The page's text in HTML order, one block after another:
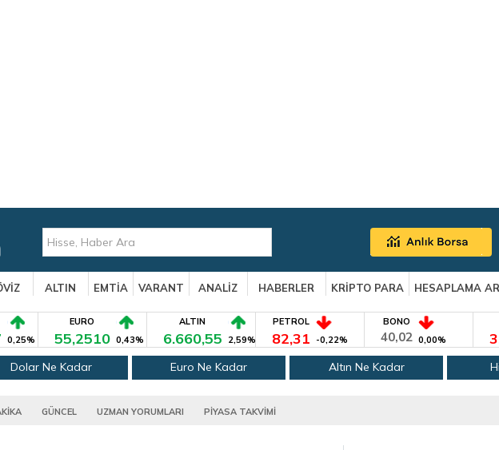
ALTIN EMTİA VARANT ANALİZ HABERLER KRİPTO PARA
HESAPLAMA
0,25%
EURO
55,2510 0,43%
ALTIN
6.660,55 2,59%
PETROL
82,31 -0,22%
BONO
40,02 0,00%
Dolar Ne Kadar Euro Ne Kadar Altın Ne Kadar
GÜNCEL UZMAN YORUMLARI PİYASA TAKVİMİ